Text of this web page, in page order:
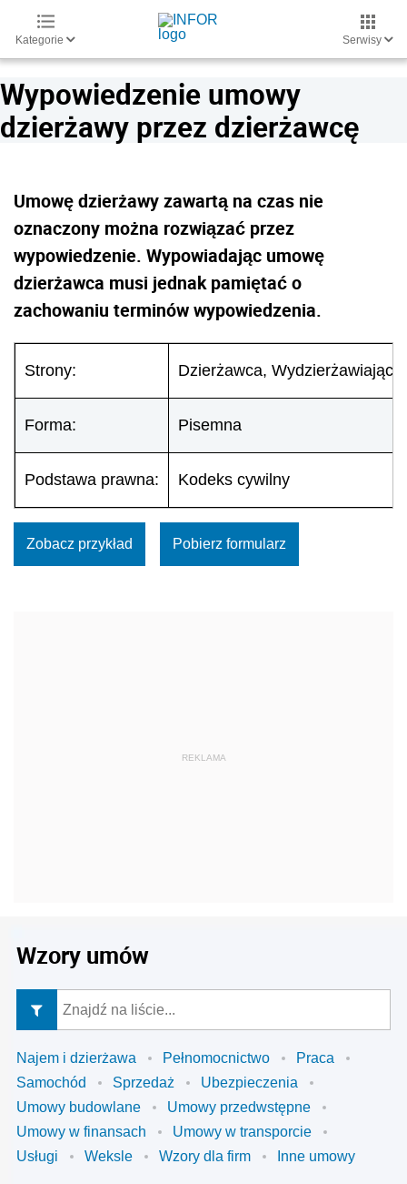
Kategorie Serwisy
Wypowiedzenie umowy
dzierżawy przez dzierżawcę
Umowę dzierżawy zawartą na czas nie
oznaczony można rozwiązać przez
wypowiedzenie. Wypowiadając umowę
dzierżawca musi jednak pamiętać o
zachowaniu terminów wypowiedzenia.
Strony: Dzierżawca, Wydzierżawiający
Forma: Pisemna
Podstawa prawna: Kodeks cywilny
Zobacz przykład Pobierz formularz
Wzory umów
Najem i dzierżawa Pełnomocnictwo
Praca
Samochód
Sprzedaż
Ubezpieczenia
Umowy budowlane
Umowy przedwstępne
Umowy w finansach
Umowy w transporcie
Usługi
Weksle Wzory dla firm Inne umowy